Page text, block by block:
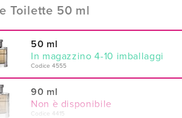
Toilette 50 ml
50 ml
In magazzino 4-10 imballaggi
Codice 4555
90 ml
Non è disponibile
Codice 4415